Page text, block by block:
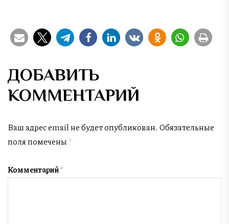
ДОБАВИТЬ
КОММЕНТАРИЙ
Ваш адрес email не будет опубликован. Обязательные
поля помечены *
Комментарий*